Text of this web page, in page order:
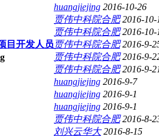
huangjiejing 2016-10-26
贾伟中科院合肥 2016-10-
贾伟中科院合肥 2016-10-
目开发人员 贾伟中科院合肥 2016-9-
贾伟中科院合肥 2016-9-
贾伟中科院合肥 2016-9-
huangjiejing 2016-9-7
huangjiejing 2016-9-1
huangjiejing 2016-9-1
贾伟中科院合肥 2016-8-
刘兴云华大 2016-8-15